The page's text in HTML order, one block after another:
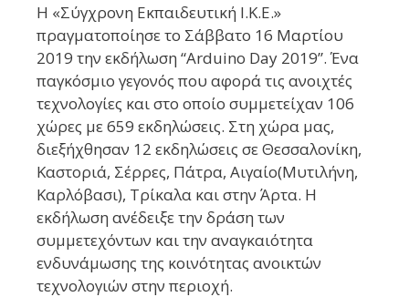
Η «Σύγχρονη Εκπαιδευτική Ι.Κ.Ε.»
πραγματοποίησε το Σάββατο 16 Μαρτίου
2019 την εκδήλωση “Arduino Day 2019”. Ένα
παγκόσμιο γεγονός που αφορά τις ανοιχτές
τεχνολογίες και στο οποίο συμμετείχαν 106
χώρες με 659 εκδηλώσεις. Στη χώρα μας,
διεξήχθησαν 12 εκδηλώσεις σε Θεσσαλονίκη,
Καστοριά, Σέρρες, Πάτρα, Αιγαίο(Μυτιλήνη,
Καρλόβασι), Τρίκαλα και στην Άρτα. Η
εκδήλωση ανέδειξε την δράση των
συμμετεχόντων και την αναγκαιότητα
ενδυνάμωσης της κοινότητας ανοικτών
τεχνολογιών στην περιοχή.